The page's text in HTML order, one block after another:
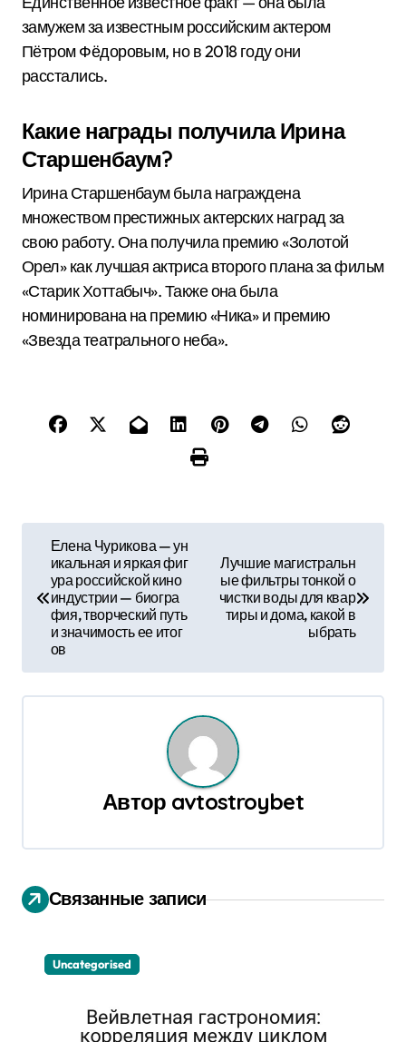
замужем за известным российским актером
Пётром Фёдоровым, но в 2018 году они
расстались.
Какие награды получила Ирина
Старшенбаум?
Ирина Старшенбаум была награждена
множеством престижных актерских наград за
свою работу. Она получила премию «Золотой
Орел» как лучшая актриса второго плана за фильм
«Старик Хоттабыч». Также она была
номинирована на премию «Ника» и премию
«Звезда театрального неба».
г
я
о
Елена Чурикова — ун
икальная и яркая фиг
ура российской кино
индустрии — биогра
фия, творческий путь
и значимость ее итог
ов
Лучшие магистральн
ые фильтры тонкой о
чистки воды для квар
тиры и дома, какой в
ыбрать
Автор avtostroybet
Связанные записи
Uncategorised